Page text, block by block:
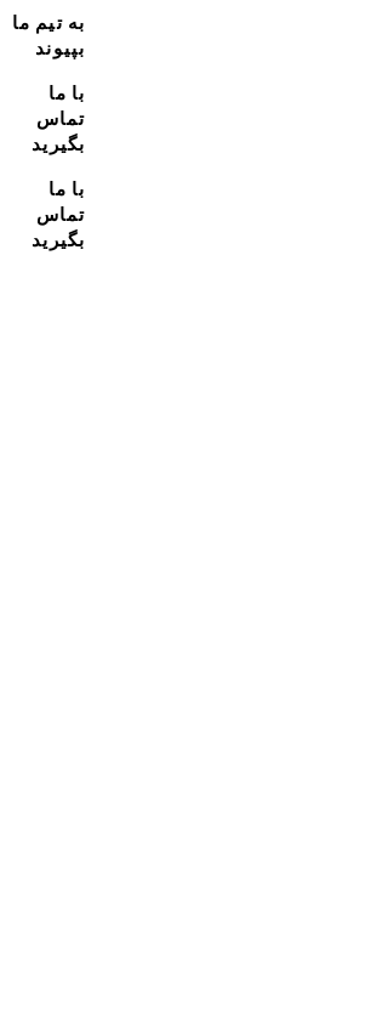
به تیم ما
بپیوند
با ما
تماس
بگیرید
با ما
تماس
بگیرید